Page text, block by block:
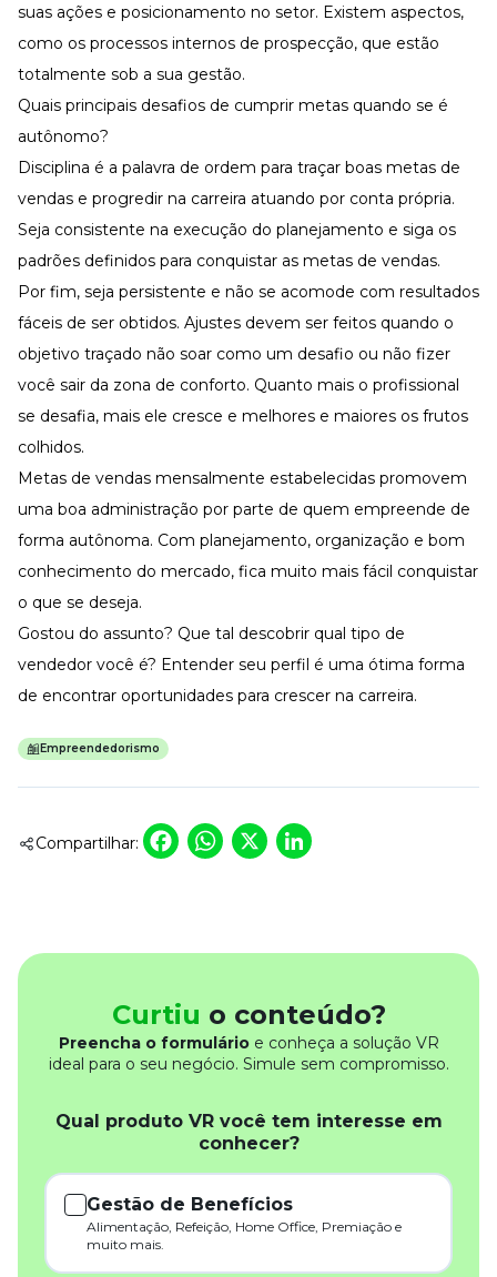
suas ações e posicionamento no setor. Existem aspectos,
como os processos internos de prospecção, que estão
totalmente sob a sua gestão.
Quais principais desafios de cumprir metas quando se é
autônomo?
Disciplina é a palavra de ordem para traçar boas metas de
vendas e progredir na carreira atuando por conta própria.
Seja consistente na execução do planejamento e siga os
padrões definidos para conquistar as metas de vendas.
Por fim, seja persistente e não se acomode com resultados
fáceis de ser obtidos. Ajustes devem ser feitos quando o
objetivo traçado não soar como um desafio ou não fizer
você sair da zona de conforto. Quanto mais o profissional
se desafia, mais ele cresce e melhores e maiores os frutos
colhidos.
Metas de vendas mensalmente estabelecidas promovem
uma boa administração por parte de quem empreende de
forma autônoma. Com planejamento, organização e bom
conhecimento do mercado, fica muito mais fácil conquistar
o que se deseja.
Gostou do assunto? Que tal descobrir qual tipo de
vendedor você é? Entender seu perfil é uma ótima forma
de encontrar oportunidades para crescer na carreira.
Empreendedorismo
Compartilhar: Facebook
WhatsApp
X
Curtiu o conteúdo?
Preencha o formulárioe conheça a solução VR
ideal para o seu negócio. Simule sem compromisso.
Qual produto VR você tem interesse em
conhecer?
Gestão de Benefícios
Alimentação, Refeição, Home Office, Premiação e
muito mais.